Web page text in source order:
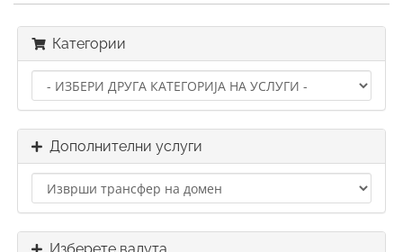
Категории
Дополнителни услуги